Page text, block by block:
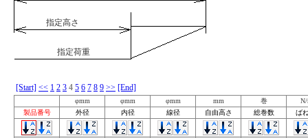
指定高さ
指定荷重
[Start] << 1 2 3 4 5 6 7 8 9 >> [End]
φmm φmm φmm mm 巻
製品番号
外径 内径 線径 自由高さ 総巻数 ば